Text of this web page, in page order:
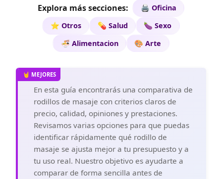
Explora más secciones:
🖨️ Oficina
⭐ Otros
💊 Salud
🍆 Sexo
🍜 Alimentacion
🎨 Arte
En esta guía encontrarás una comparativa de
rodillos de masaje con criterios claros de
precio, calidad, opiniones y prestaciones.
Revisamos varias opciones para que puedas
identificar rápidamente qué rodillo de
masaje se ajusta mejor a tu presupuesto y a
tu uso real. Nuestro objetivo es ayudarte a
comparar de forma sencilla antes de